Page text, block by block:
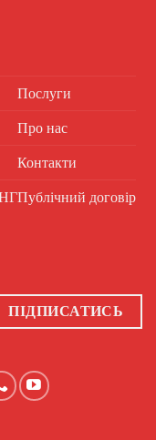
Послуги
Про нас
Контакти
Публічний договір
ПІДПИСАТИСЬ